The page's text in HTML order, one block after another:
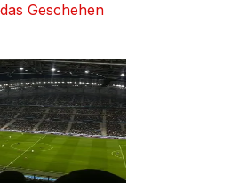
Geschehen